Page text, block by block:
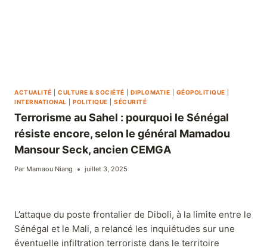
ACTUALITÉ CULTURE & SOCIÉTÉ DIPLOMATIE GÉOPOLITIQUE
INTERNATIONAL
POLITIQUE SÉCURITÉ
Terrorisme au Sahel : pourquoi le Sénégal
résiste encore, selon le général Mamadou
Mansour Seck, ancien CEMGA
Par Mamaou Niang juillet 3, 2025
L’attaque du poste frontalier de Diboli, à la limite entre le
Sénégal et le Mali, a relancé les inquiétudes sur une
éventuelle infiltration terroriste dans le territoire